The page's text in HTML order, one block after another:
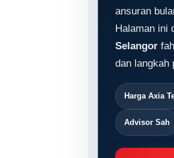
ansuran
Halaman ini
Selangor
dan langkah
Harga Axia
Advisor Sah